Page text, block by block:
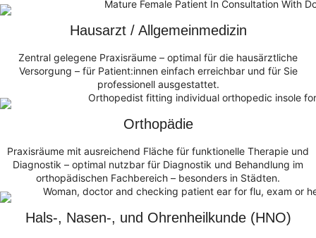
Hausarzt / Allgemeinmedizin
Zentral gelegene Praxisräume – optimal für die hausärztliche
Versorgung – für Patient:innen einfach erreichbar und für Sie
professionell ausgestattet.
Orthopädie
Praxisräume mit ausreichend Fläche für funktionelle Therapie und
Diagnostik – optimal nutzbar für Diagnostik und Behandlung im
orthopädischen Fachbereich – besonders in Städten.
Hals-, Nasen-, und Ohrenheilkunde (HNO)